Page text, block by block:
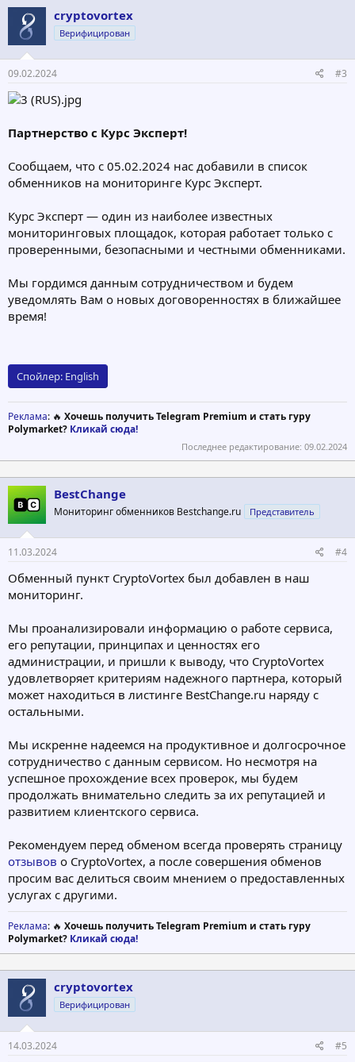
cryptovortex
Верифицирован
09.02.2024 #3
Партнерство с Курс Эксперт!
Сообщаем, что с 05.02.2024 нас добавили в список
обменников на мониторинге Курс Эксперт.
Курс Эксперт — один из наиболее известных
мониторинговых площадок, которая работает только с
проверенными, безопасными и честными обменниками.
Мы гордимся данным сотрудничеством и будем
уведомлять Вам о новых договоренностях в ближайшее
время!
Спойлер: English
Реклама: 🔥 Хочешь получить Telegram Premium и стать гуру
Polymarket? Кликай сюда!
Последнее редактирование: 09.02.2024
BestChange
Мониторинг обменников Bestchange.ru Представитель
11.03.2024 #4
Обменный пункт CryptoVortex был добавлен в наш
мониторинг.
Мы проанализировали информацию о работе сервиса,
его репутации, принципах и ценностях его
администрации, и пришли к выводу, что CryptoVortex
удовлетворяет критериям надежного партнера, который
может находиться в листинге BestChange.ru наряду с
остальными.
Мы искренне надеемся на продуктивное и долгосрочное
сотрудничество с данным сервисом. Но несмотря на
успешное прохождение всех проверок, мы будем
продолжать внимательно следить за их репутацией и
развитием клиентского сервиса.
Рекомендуем перед обменом всегда проверять страницу
отзывов о CryptoVortex, а после совершения обменов
просим вас делиться своим мнением о предоставленных
услугах с другими.
Реклама: 🔥 Хочешь получить Telegram Premium и стать гуру
Polymarket? Кликай сюда!
cryptovortex
Верифицирован
14.03.2024 #5